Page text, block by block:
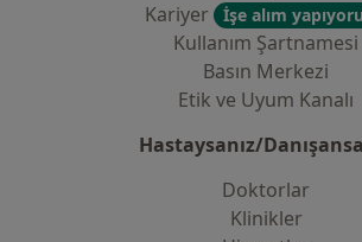
Kariyer
İşe alım
Kullanım Şartnamesi
Basın Merkezi
Etik ve Uyum Kanalı
Hastaysanız/
Doktorlar
Klinikler